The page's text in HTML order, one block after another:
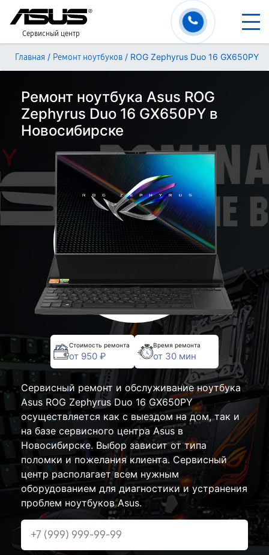
Сервисный центр
Главная / Ремонт ноутбуков / ROG Zephyrus Duo 16 GX650PY
Ремонт ноутбука Asus ROG
Zephyrus Duo 16 GX650PY в
Новосибирске
Стоимость ремонта
от 950 ₽
Время ремонта
от 30 мин
Сервисный ремонт и обслуживание ноутбука
Asus ROG Zephyrus Duo 16 GX650PY
осуществляется как с выездом на дом, так и
на базе сервисного центра Asus в
Новосибирске. Выбор зависит от типа
поломки и пожелания клиента. Сервисный
центр располагает всем нужным
оборудованием для диагностики и устранения
проблем ноутбуков Asus.